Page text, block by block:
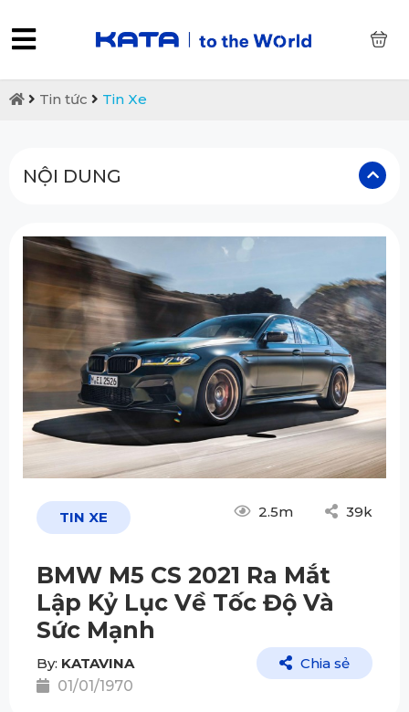
Tin tức Tin Xe
NỘI DUNG
TIN XE 2.5m 39k
BMW M5 CS 2021 Ra Mắt
Lập Kỷ Lục Về Tốc Độ Và
Sức Mạnh
By: KATAVINA
01/01/1970
Chia sẻ